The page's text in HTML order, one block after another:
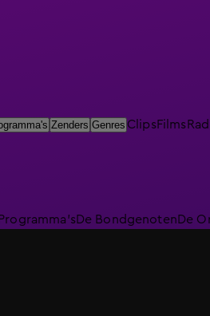
Zenders Genres ClipsFilms
Programma'sDe BondgenotenDe